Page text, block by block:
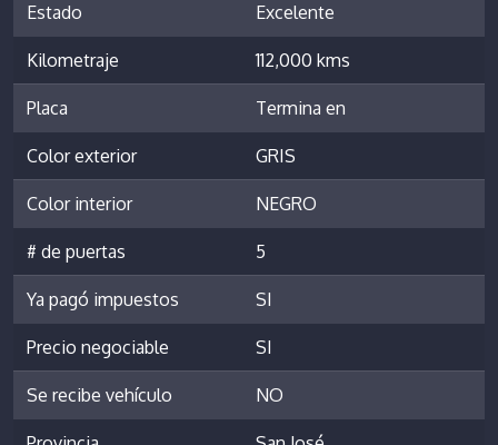
Estado Excelente
Kilometraje 112,000 kms
Placa Termina en
Color exterior GRIS
Color interior NEGRO
# de puertas 5
Ya pagó impuestos SI
Precio negociable SI
Se recibe vehículo NO